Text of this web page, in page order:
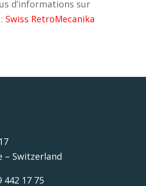
d’informations sur
Swiss RetroMecanika
– Switzerland
442 17 75